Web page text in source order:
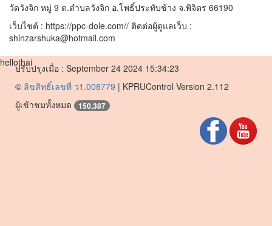
วัดวังจิก หมู่ 9 ต.ตำบลวังจิก อ.โพธิ์ประทับช้าง จ.พิจิตร 66190
เว็บไชต์ : https://ppc-dole.com// ติดต่อผู้ดูแลเว็บ :
shinzarshuka@hotmail.com
ปรับปรุงเมื่อ : September 24 2024 15:34:23
© ลิขสิทธิ์เลขที่ ว1.008779 | KPRUControl Version 2.112
ผู้เข้าชมทั้งหมด
150,387
hellothai